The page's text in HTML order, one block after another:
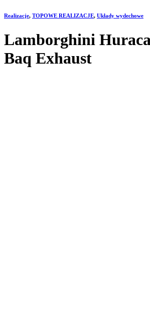
Realizacje, TOPOWE REALIZACJE, Układy wydechowe
Lamborghini
Baq Exhaust